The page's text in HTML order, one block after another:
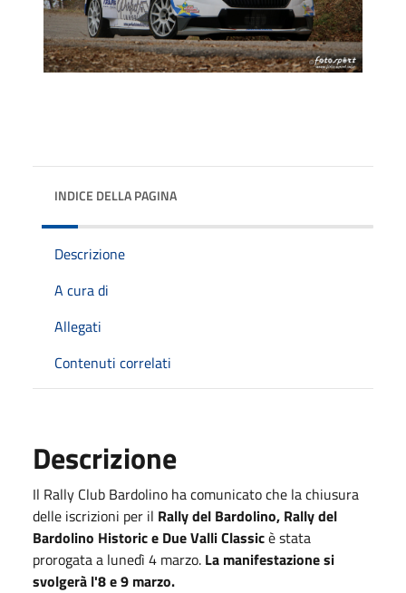
INDICE DELLA PAGINA
Descrizione
A cura di
Allegati
Contenuti correlati
Descrizione
Il Rally Club Bardolino ha comunicato che la chiusura
delle iscrizioni per il Rally del Bardolino, Rally del
Bardolino Historic e Due Valli Classicè stata
prorogata a lunedì 4 marzo. La manifestazione si
svolgerà l'8 e 9 marzo.